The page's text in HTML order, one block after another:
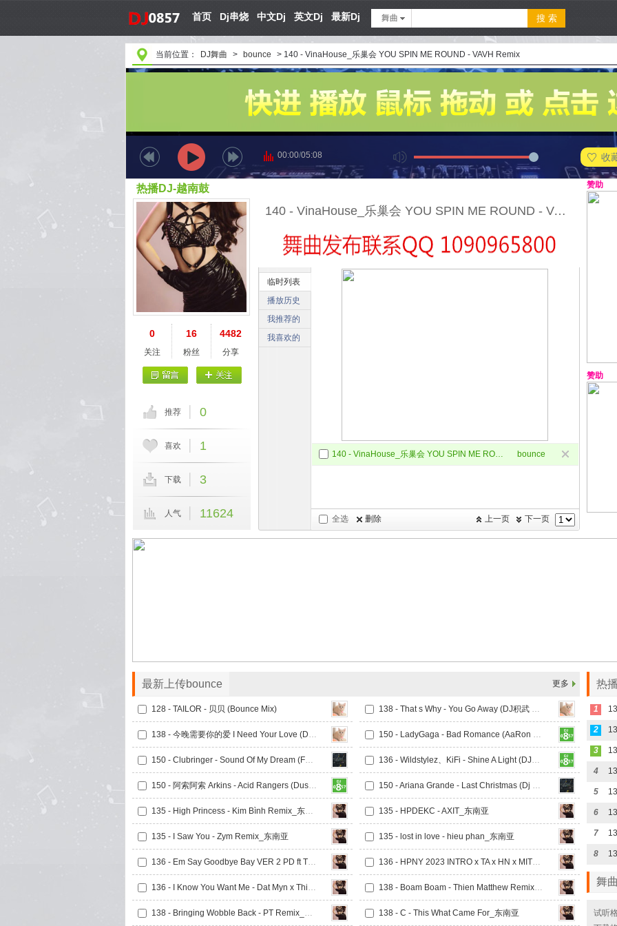
首页 Dj串烧 中文Dj 英文Dj 最新Dj 舞曲
当前位置： DJ舞曲 > bounce > 140 - VinaHouse_乐巢会 YOU SPIN ME ROUND - VAVH Remix
收
00:00/05:08
140 - VinaHouse_乐巢会 YOU SPIN ME ROUND - VAVH Remix
临时列表
播放历史
我推荐的
我喜欢的
140 - VinaHouse_乐巢会 YOU SPIN ME ROUND - VAVH Remix bounce
全选 删除 下一页
上一页
热播DJ-越南鼓
0
关注
16
粉丝
4482
分享
推荐 0
喜欢 1
下载 3
人气 11624
赞助
赞助
最新上传bounce 更多
128 - TAILOR - 贝贝 (Bounce Mix) 138 - That s Why - You Go Away (DJ积武 Bounce Remix)
138 - 今晚需要你的爱 I Need Your Love (DJ积武 Bounce Mix) 150 - LadyGaga - Bad Romance (AaRon Bounce Mix 2024 )v2
150 - Clubringer - Sound Of My Dream (FR3NZ_新弹跳Melbourne Mash Up Bootleg)V3 136 - Wildstylez、KiFi - Shine A Light (DJ十三 Melbourne Mix)
150 - 阿索阿索 Arkins - Acid Rangers (Dust Bounce Mix) 150 - Ariana Grande - Last Christmas (Dj KaNSas 新弹跳_Mash Up Bootleg)
135 - High Princess - Kim Bình Remix_东南亚 135 - HPDEKC - AXIT_东南亚
135 - I Saw You - Zym Remix_东南亚 135 - lost in love - hieu phan_东南亚
136 - Em Say Goodbye Bay VER 2 PD ft TuanDo_东南亚 136 - HPNY 2023 INTRO x TA x HN x MIT_东南亚
136 - I Know You Want Me - Dat Myn x Thien Mathew_东南亚 138 - Boam Boam - Thien Matthew Remix_东南亚
138 - Bringing Wobble Back - PT Remix_东南亚 138 - C - This What Came For_东南亚
热
1
2
3
4
5
6
7
8
舞
试听